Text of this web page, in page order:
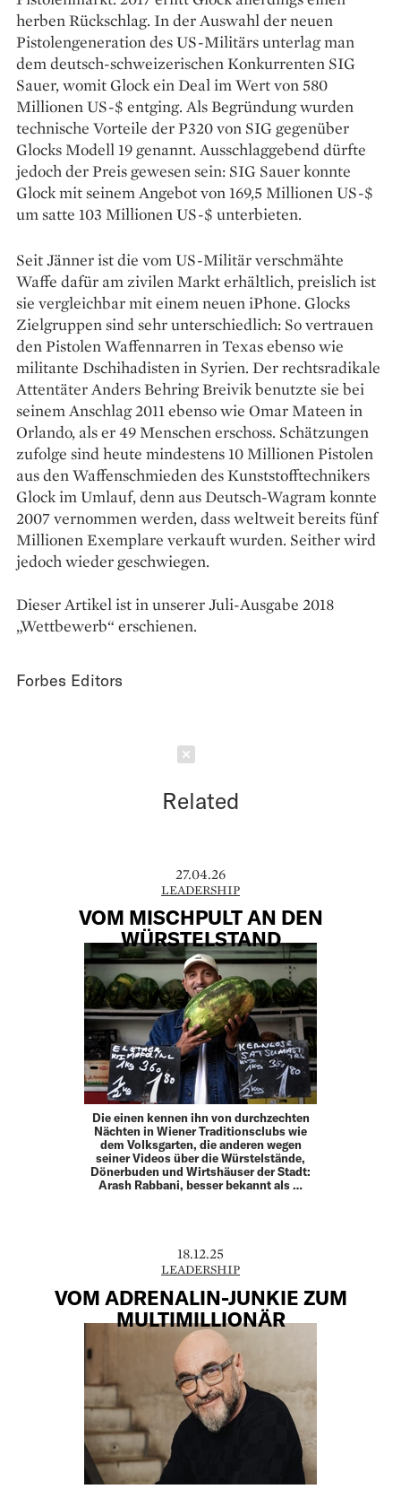
herben Rückschlag. In der Auswahl der neuen
Pistolengeneration des US-Militärs unterlag man
dem deutsch-schweizerischen Konkurrenten SIG
Sauer, womit Glock ein Deal im Wert von 580
Millionen US-$ entging. Als Begründung wurden
technische Vorteile der P320 von SIG gegenüber
Glocks Modell 19 genannt. Ausschlaggebend dürfte
jedoch der Preis gewesen sein: SIG Sauer konnte
Glock mit seinem Angebot von 169,5 Millionen US-$
um satte 103 Millionen US-$ unterbieten.
Seit Jänner ist die vom US-Militär verschmähte
Waffe dafür am zivilen Markt erhältlich, preislich ist
sie vergleichbar mit einem neuen iPhone. Glocks
Zielgruppen sind sehr unterschiedlich: So vertrauen
den Pistolen Waffennarren in Texas ebenso wie
militante Dschihadisten in Syrien. Der rechtsradikale
Attentäter Anders Behring Breivik benutzte sie bei
seinem Anschlag 2011 ebenso wie Omar Mateen in
Orlando, als er 49 Menschen erschoss. Schätzungen
zufolge sind heute mindestens 10 Millionen Pistolen
aus den Waffenschmieden des Kunststofftechnikers
Glock im Umlauf, denn aus Deutsch-Wagram konnte
2007 vernommen werden, dass weltweit bereits fünf
Millionen Exemplare verkauft wurden. Seither wird
jedoch wieder geschwiegen.
Dieser Artikel ist in unserer Juli-Ausgabe 2018
„Wettbewerb“ erschienen.
Forbes Editors
Related
27.04.26
LEADERSHIP
VOM MISCHPULT AN DEN
WÜRSTELSTAND
Die einen kennen ihn von durchzechten
Nächten in Wiener Traditionsclubs wie
dem Volksgarten, die anderen wegen
seiner Videos über die Würstelstände,
Dönerbuden und Wirtshäuser der Stadt:
Arash Rabbani, besser bekannt als …
18.12.25
LEADERSHIP
VOM ADRENALIN-JUNKIE ZUM
MULTIMILLIONÄR